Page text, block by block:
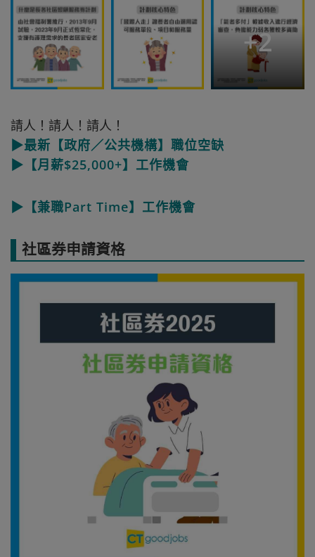
+2
請人！請人！請人！
▶最新【政府／公共機構】職位空缺
▶【月薪$25,000+】工作機會
▶【兼職Part Time】工作機會
社區券申請資格